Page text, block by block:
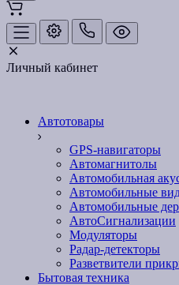
Личный кабинет
Автотовары
GPS-навигаторы
Автомагнитолы
Автомобильная
Автомобильные
Автомобильные
АвтоСигнализации
Модуляторы
Радар-детекторы
Разветвители
Бытовая техника